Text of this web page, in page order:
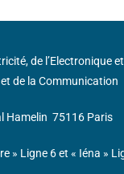
de l’Electronique
de la Communication
Hamelin 75116 Paris
» Ligne 6 et « Iéna »